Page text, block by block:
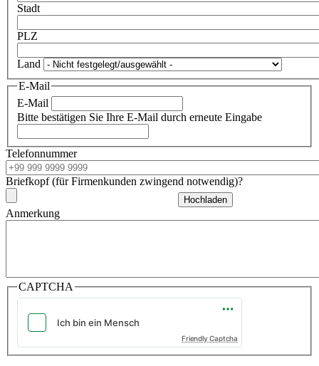
Stadt
PLZ
Land
E-Mail
E-Mail
Bitte bestätigen Sie Ihre E-Mail durch erneute Eingabe
Telefonnummer
Briefkopf (für Firmenkunden zwingend notwendig)?
Anmerkung
CAPTCHA
Friendly Captcha